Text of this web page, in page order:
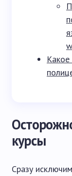
Какое
курсы
Сразу